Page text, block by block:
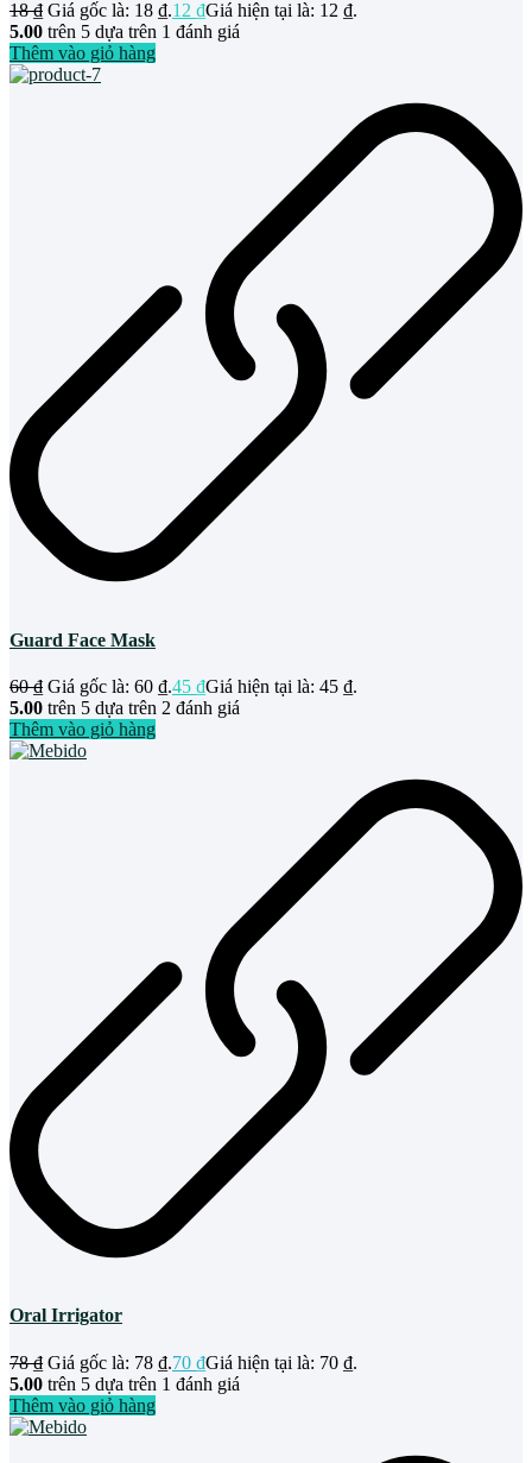
18₫ Giá gốc là: 18 ₫.12 ₫Giá hiện tại là: 12 ₫.
5.00 trên 5 dựa trên 1 đánh giá
Thêm vào giỏ hàng
Guard Face Mask
60₫ Giá gốc là: 60 ₫.45 ₫Giá hiện tại là: 45 ₫.
5.00 trên 5 dựa trên 2 đánh giá
Thêm vào giỏ hàng
Oral Irrigator
78₫ Giá gốc là: 78 ₫.70 ₫Giá hiện tại là: 70 ₫.
5.00 trên 5 dựa trên 1 đánh giá
Thêm vào giỏ hàng